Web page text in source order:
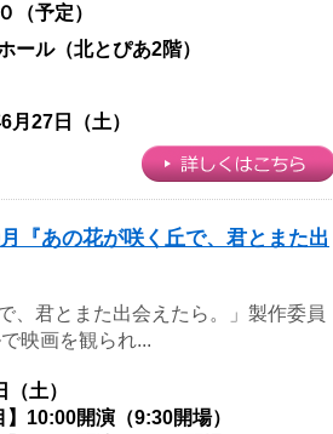
（予定）​
ール（北とぴあ2階）
月27日（土）
『あの花が咲く丘で、君とまた出
、君とまた出会えたら。」製作委員
映画を観られ...
土）
】10:00開演（9:30開場）